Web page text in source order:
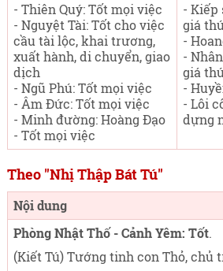
- Thiên Quý: Tốt mọi việc
- Nguyệt Tài: Tốt cho việc
cầu tài lộc, khai trương,
xuất hành, di chuyển, giao
dịch
- Ngũ Phú: Tốt mọi việc
- Âm Đức: Tốt mọi việc
- Minh đường: Hoàng Đạo
- Tốt mọi việc
- Kiếp
giá
-
-
giá
-
- Lôi
dựng
Theo "Nhị Thập Bát Tú"
Nội dung
Phòng Nhật Thố - Cảnh Yêm: Tốt.
(Kiết Tú) Tướng tinh con Thỏ, chủ